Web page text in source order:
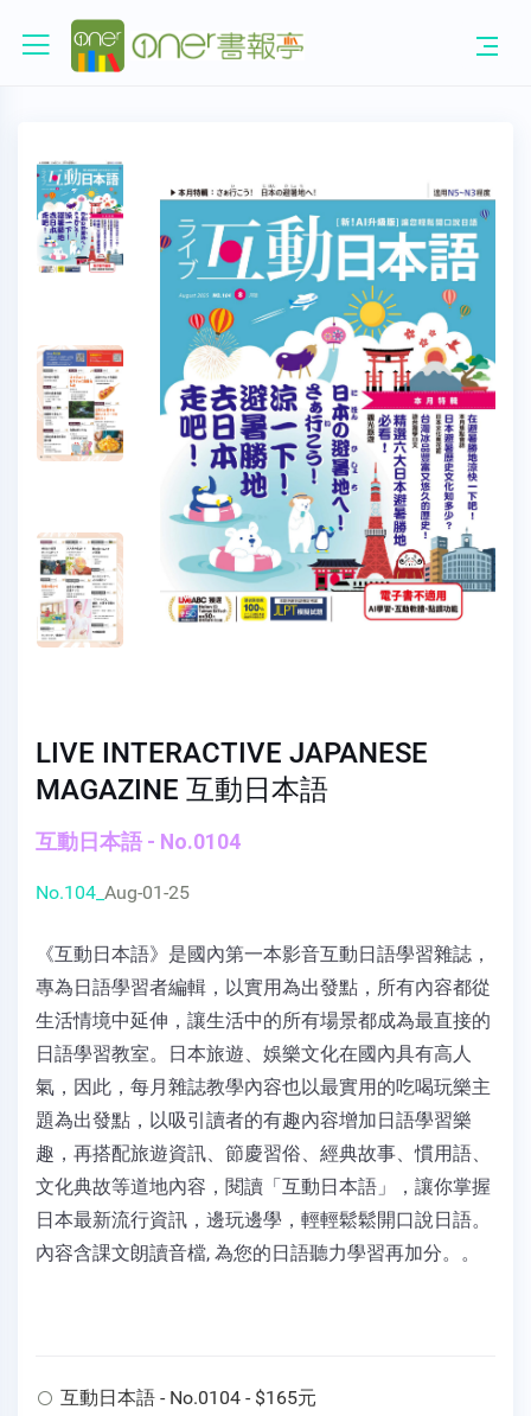
LIVE INTERACTIVE JAPANESE
MAGAZINE 互動日本語
互動日本語 - No.0104
No.104_ Aug-01-25
《互動日本語》是國內第一本影音互動日語學習雜誌，
專為日語學習者編輯，以實用為出發點，所有內容都從
生活情境中延伸，讓生活中的所有場景都成為最直接的
日語學習教室。日本旅遊、娛樂文化在國內具有高人
氣，因此，每月雜誌教學內容也以最實用的吃喝玩樂主
題為出發點，以吸引讀者的有趣內容增加日語學習樂
趣，再搭配旅遊資訊、節慶習俗、經典故事、慣用語、
文化典故等道地內容，閱讀「互動日本語」，讓你掌握
日本最新流行資訊，邊玩邊學，輕輕鬆鬆開口說日語。
內容含課文朗讀音檔, 為您的日語聽力學習再加分。。
互動日本語 - No.0104 - $165元